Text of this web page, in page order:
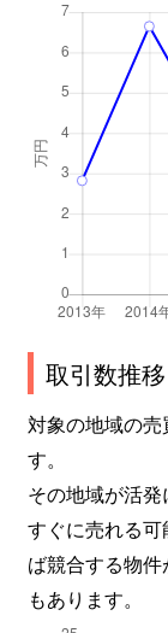
取引数推移
対象の地域の
す。
その地域が活
すぐに売れる
ば競合する物
もあります。